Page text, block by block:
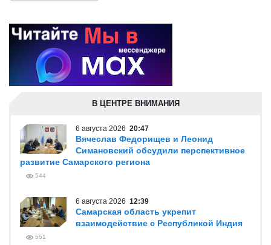
В ЦЕНТРЕ ВНИМАНИЯ
6 августа 2026 20:47
Вячеслав Федорищев и Леонид
Симановский обсудили перспективное
развитие Самарского региона
544
6 августа 2026 12:39
Самарская область укрепит
взаимодействие с Республикой Индия
551